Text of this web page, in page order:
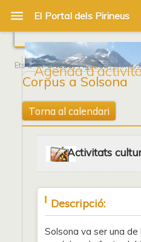
Agenda
Ets a Portada/Agenda/
Corpus a Solsona
Torna al calendari
Activitats
Descripció:
Solsona va ser una